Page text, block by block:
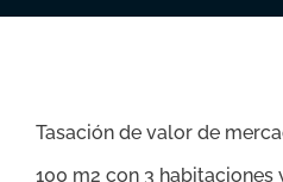
Tasación de valor de
100 m2 con 3 habitaciones